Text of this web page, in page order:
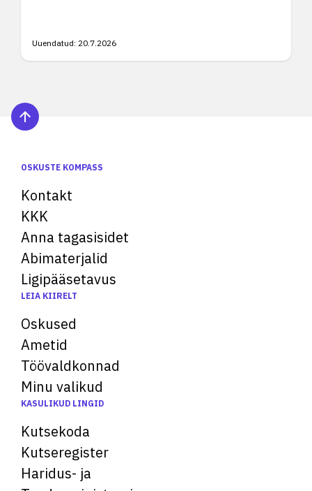
Uuendatud: 20.7.2026
OSKUSTE KOMPASS
Kontakt
KKK
Anna tagasisidet
Abimaterjalid
Ligipääsetavus
LEIA KIIRELT
Oskused
Ametid
Töövaldkonnad
Minu valikud
KASULIKUD LINGID
Kutsekoda
Kutseregister
Haridus- ja